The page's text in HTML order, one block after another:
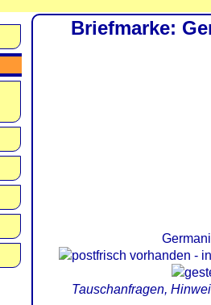
Briefmarke:
Tauschanfragen,